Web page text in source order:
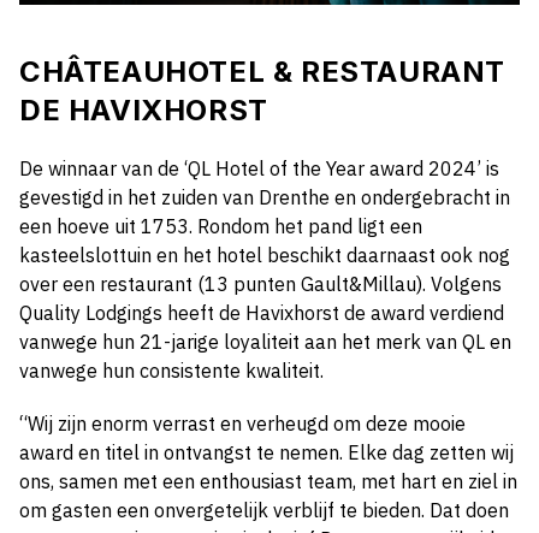
CHÂTEAUHOTEL & RESTAURANT
DE HAVIXHORST
De winnaar van de ‘QL Hotel of the Year award 2024’ is
gevestigd in het zuiden van Drenthe en ondergebracht in
een hoeve uit 1753. Rondom het pand ligt een
kasteelslottuin en het hotel beschikt daarnaast ook nog
over een restaurant (13 punten Gault&Millau). Volgens
Quality Lodgings heeft de Havixhorst de award verdiend
vanwege hun 21-jarige loyaliteit aan het merk van QL en
vanwege hun consistente kwaliteit.
“Wij zijn enorm verrast en verheugd om deze mooie
award en titel in ontvangst te nemen. Elke dag zetten wij
ons, samen met een enthousiast team, met hart en ziel in
om gasten een onvergetelijk verblijf te bieden. Dat doen